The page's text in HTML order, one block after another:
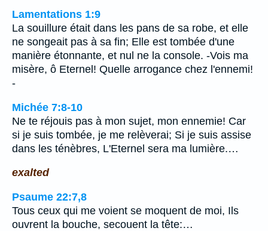
Lamentations 1:9
La souillure était dans les pans de sa robe, et elle
ne songeait pas à sa fin; Elle est tombée d'une
manière étonnante, et nul ne la console. -Vois ma
misère, ô Eternel! Quelle arrogance chez l'ennemi!
-
Michée 7:8-10
Ne te réjouis pas à mon sujet, mon ennemie! Car
si je suis tombée, je me relèverai; Si je suis assise
dans les ténèbres, L'Eternel sera ma lumière.…
exalted
Psaume 22:7,8
Tous ceux qui me voient se moquent de moi, Ils
ouvrent la bouche, secouent la tête:…